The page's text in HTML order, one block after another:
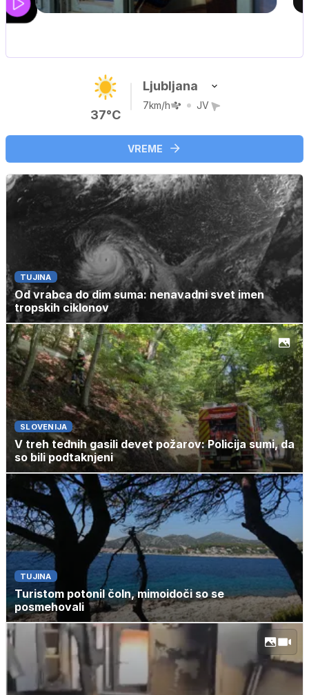
UEFA SUPERPOKAL
37°C
Ljubljana
7km/h JV
VREME
TUJINA
Od vrabca do dim suma: nenavadni svet imen
tropskih ciklonov
SLOVENIJA
V treh tednih gasili devet požarov: Policija sumi, da
so bili podtaknjeni
TUJINA
Turistom potonil čoln, mimoidoči so se
posmehovali